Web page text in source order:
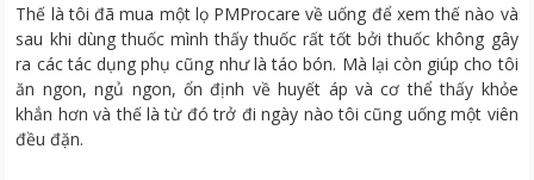
Thế là tôi đã mua một lọ PMProcare về uống để xem thế nào và
sau khi dùng thuốc mình thấy thuốc rất tốt bởi thuốc không gây
ra các tác dụng phụ cũng như là táo bón. Mà lại còn giúp cho tôi
ăn ngon, ngủ ngon, ổn định về huyết áp và cơ thể thấy khỏe
khắn hơn và thế là từ đó trở đi ngày nào tôi cũng uống một viên
đều đặn.